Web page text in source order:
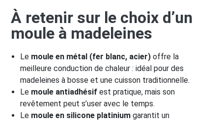
À retenir sur le choix d’un
moule à madeleines
Le moule en métal (fer blanc, acier) offre la
meilleure conduction de chaleur : idéal pour des
madeleines à bosse et une cuisson traditionnelle.
Le moule antiadhésif est pratique, mais son
revêtement peut s’user avec le temps.
Le moule en silicone platinium garantit un